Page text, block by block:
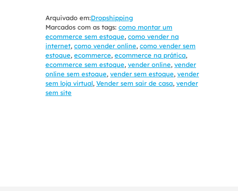
Arquivado em:Dropshipping
Marcados com as tags: como montar um
ecommerce sem estoque, como vender na
internet, como vender online, como vender sem
estoque, ecommerce, ecommerce na prática,
ecommerce sem estoque, vender online, vender
online sem estoque, vender sem estoque, vender
sem loja virtual, Vender sem sair de casa, vender
sem site